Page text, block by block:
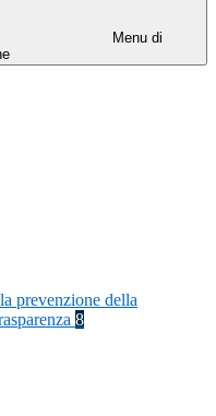
Menu di
prevenzione della
8